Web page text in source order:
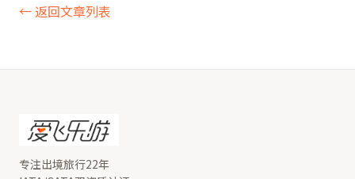
← 返回文章列表
专注出境旅行22年